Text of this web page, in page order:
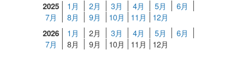
2025 1月 2月 3月 4月 5月
6月
7月
8月 9月 10月 11月 12月
2026 1月 2月 3月 4月 5月
6月
7月
8月 9月 10月 11月 12月